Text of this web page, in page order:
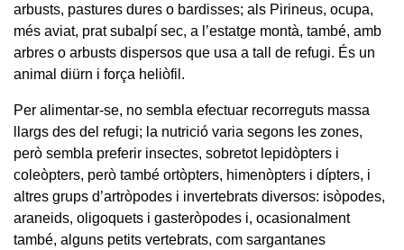
arbusts, pastures dures o bardisses; als Pirineus, ocupa,
més aviat, prat subalpí sec, a l’estatge montà, també, amb
arbres o arbusts dispersos que usa a tall de refugi. És un
animal diürn i força heliòfil.
Per alimentar-se, no sembla efectuar recorreguts massa
llargs des del refugi; la nutrició varia segons les zones,
però sembla preferir insectes, sobretot lepidòpters i
coleòpters, però també ortòpters, himenòpters i dípters, i
altres grups d’artròpodes i invertebrats diversos: isòpodes,
araneids, oligoquets i gasteròpodes i, ocasionalment
també, alguns petits vertebrats, com sargantanes